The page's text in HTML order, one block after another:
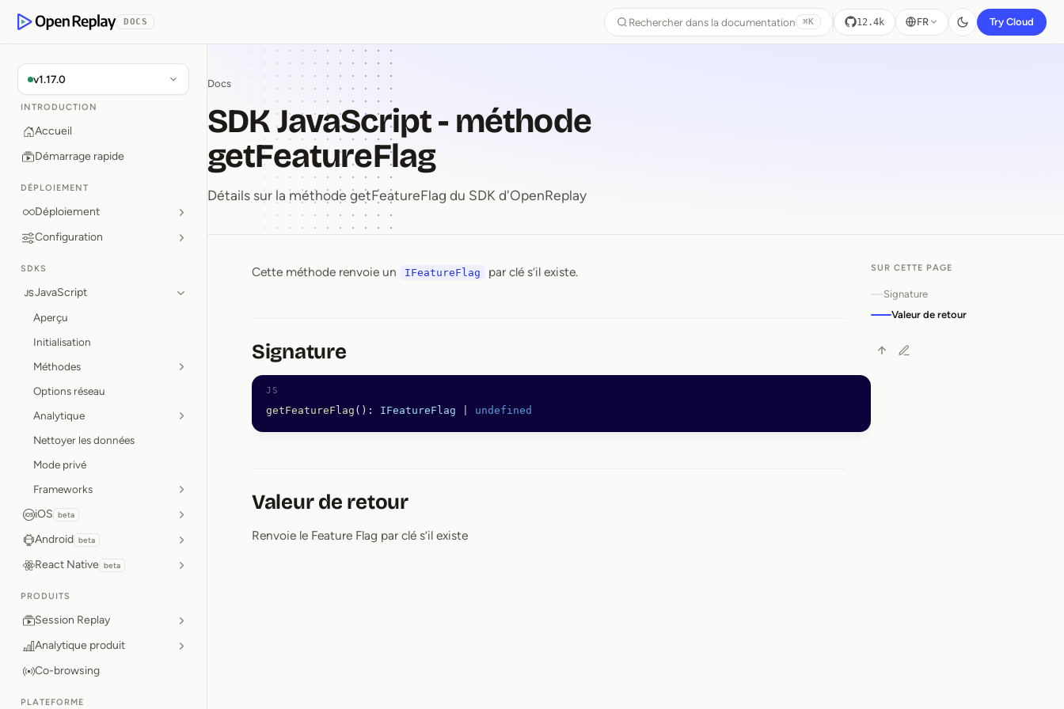
OpenReplay
DOCS Rechercher dans la documentation ⌘K 12.4k FR Try Cloud
v1.17.0
INTRODUCTION
Accueil
Démarrage rapide
DÉPLOIEMENT
Déploiement
Configuration
SDKS
JavaScript
Aperçu
Initialisation
Méthodes
Options réseau
Analytique
Nettoyer les données
Mode privé
Frameworks
iOS beta
Android beta
React Native beta
PRODUITS
Session Replay
Analytique produit
Co-browsing
PLATEFORME
Docs
SDK JavaScript - méthode
getFeatureFlag
Détails sur la méthode getFeatureFlag du SDK d'OpenReplay
SDK JavaScript ⁠-⁠ méthode getFeatureFlag
Cette méthode renvoie un IFeatureFlag par clé s’il existe.
Signature
getFeatureFlag (): IFeatureFlag undefined
Valeur de retour
Renvoie le Feature Flag par clé s’il existe
SUR CETTE PAGE
Signature
Valeur de retour